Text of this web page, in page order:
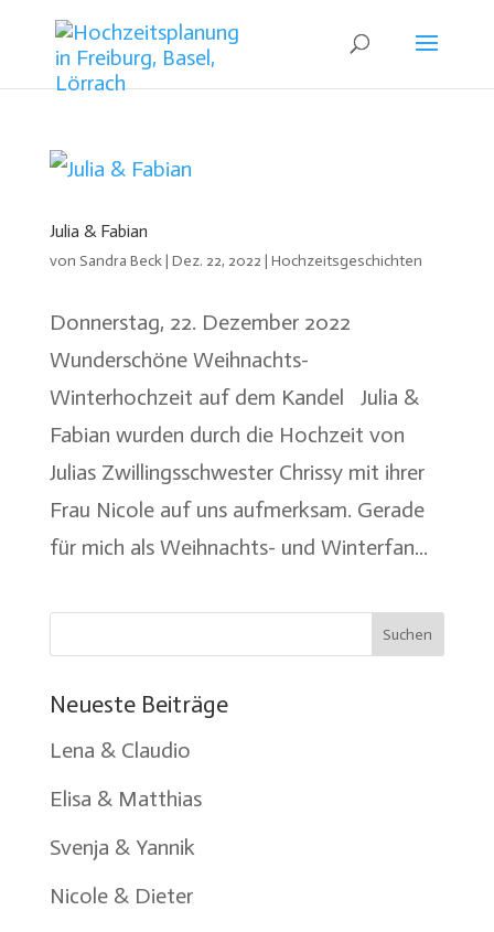
Julia & Fabian
von Sandra Beck| Dez. 22, 2022 | Hochzeitsgeschichten
Donnerstag, 22. Dezember 2022
Wunderschöne Weihnachts-
Winterhochzeit auf dem Kandel Julia &
Fabian wurden durch die Hochzeit von
Julias Zwillingsschwester Chrissy mit ihrer
Frau Nicole auf uns aufmerksam. Gerade
für mich als Weihnachts- und Winterfan...
Neueste Beiträge
Lena & Claudio
Elisa & Matthias
Svenja & Yannik
Nicole & Dieter